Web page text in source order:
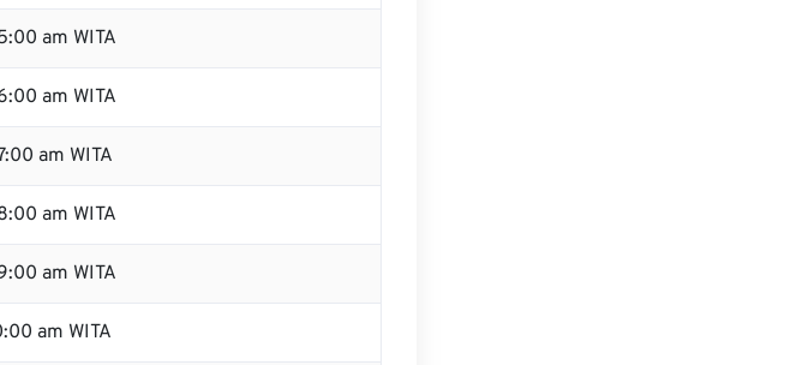
am WITA
am WITA
am WITA
am WITA
am WITA
am WITA